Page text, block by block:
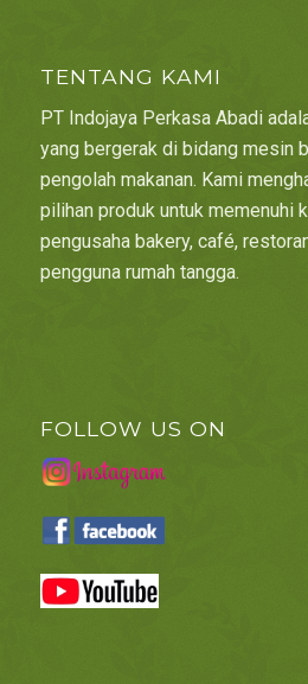
TENTANG KAMI
PT Indojaya Perkasa Abadi
yang bergerak di bidang mesin
pengolah makanan. Kami
pilihan produk untuk memenuhi
pengusaha bakery, café,
pengguna rumah tangga.
FOLLOW US ON